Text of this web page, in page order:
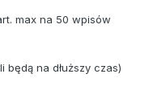
max na 50 wpisów
na dłuższy czas)